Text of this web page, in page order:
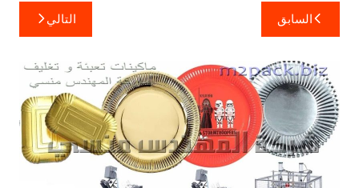
تصفّح
المقالات
السابق التالي